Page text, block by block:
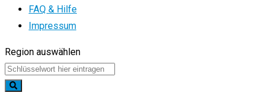
FAQ & Hilfe
Impressum
Region auswählen